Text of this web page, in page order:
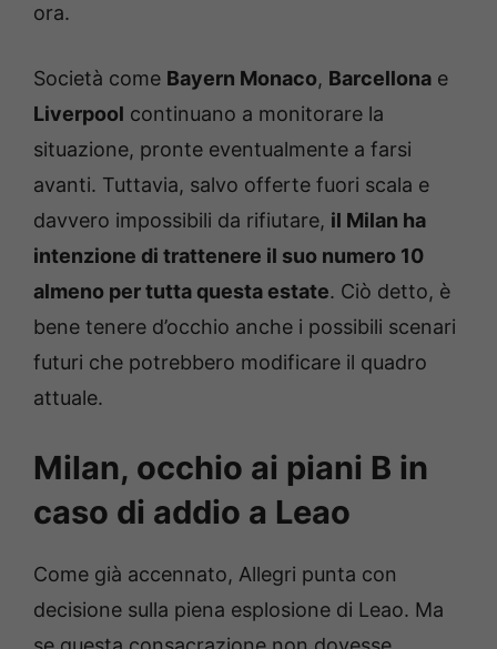
ora.
Società come Bayern Monaco, Barcellona e
Liverpool continuano a monitorare la
situazione, pronte eventualmente a farsi
avanti. Tuttavia, salvo offerte fuori scala e
davvero impossibili da rifiutare, il Milan ha
intenzione di trattenere il suo numero 10
almeno per tutta questa estate. Ciò detto, è
bene tenere d’occhio anche i possibili scenari
futuri che potrebbero modificare il quadro
attuale.
Milan, occhio ai piani B in
caso di addio a Leao
Come già accennato, Allegri punta con
decisione sulla piena esplosione di Leao. Ma